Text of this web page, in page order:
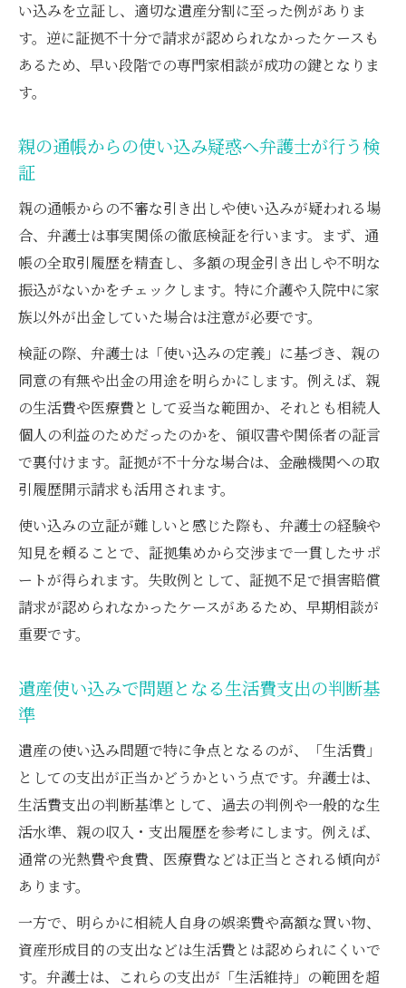
い込みを立証し、適切な遺産分割に至った例がありま
す。逆に証拠不十分で請求が認められなかったケースも
あるため、早い段階での専門家相談が成功の鍵となりま
す。
親の通帳からの使い込み疑惑へ弁護士が行う検
証
親の通帳からの不審な引き出しや使い込みが疑われる場
合、弁護士は事実関係の徹底検証を行います。まず、通
帳の全取引履歴を精査し、多額の現金引き出しや不明な
振込がないかをチェックします。特に介護や入院中に家
族以外が出金していた場合は注意が必要です。
検証の際、弁護士は「使い込みの定義」に基づき、親の
同意の有無や出金の用途を明らかにします。例えば、親
の生活費や医療費として妥当な範囲か、それとも相続人
個人の利益のためだったのかを、領収書や関係者の証言
で裏付けます。証拠が不十分な場合は、金融機関への取
引履歴開示請求も活用されます。
使い込みの立証が難しいと感じた際も、弁護士の経験や
知見を頼ることで、証拠集めから交渉まで一貫したサポ
ートが得られます。失敗例として、証拠不足で損害賠償
請求が認められなかったケースがあるため、早期相談が
重要です。
遺産使い込みで問題となる生活費支出の判断基
準
遺産の使い込み問題で特に争点となるのが、「生活費」
としての支出が正当かどうかという点です。弁護士は、
生活費支出の判断基準として、過去の判例や一般的な生
活水準、親の収入・支出履歴を参考にします。例えば、
通常の光熱費や食費、医療費などは正当とされる傾向が
あります。
一方で、明らかに相続人自身の娯楽費や高額な買い物、
資産形成目的の支出などは生活費とは認められにくいで
す。弁護士は、これらの支出が「生活維持」の範囲を超